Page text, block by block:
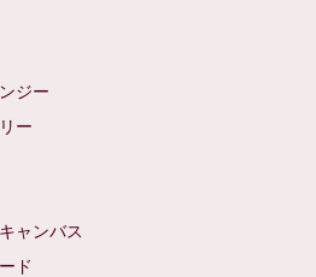
ジー
ー
ャンバス
ド